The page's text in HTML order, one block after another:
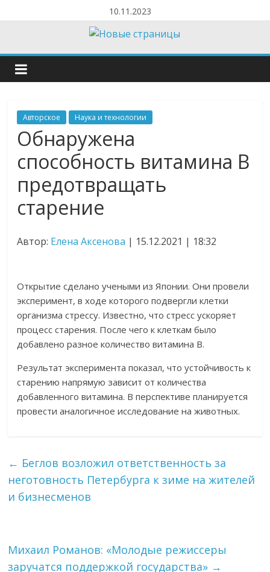
10.11.2023
Авторское Наука и технологии
Обнаружена
способность витамина В
предотвращать
старение
Автор: Елена Аксенова | 15.12.2021 | 18:32
Открытие сделано учеными из Японии. Они провели
эксперимент, в ходе которого подвергли клетки
организма стрессу. Известно, что стресс ускоряет
процесс старения. После чего к клеткам было
добавлено разное количество витамина В.
Результат эксперимента показал, что устойчивость к
старению напрямую зависит от количества
добавленного витамина. В перспективе планируется
провести аналогичное исследование на животных.
← Беглов возложил ответственность за
неготовность Петербурга к зиме на жителей
и бизнесменов
Михаил Романов: «Молодые режиссеры
заручатся поддержкой государства» →